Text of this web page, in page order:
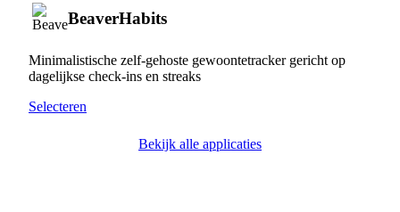
BeaverHabits
Minimalistische zelf-gehoste gewoontetracker gericht op
dagelijkse check-ins en streaks
Selecteren
Bekijk alle applicaties